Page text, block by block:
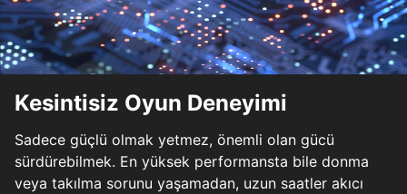
Kesintisiz Oyun Deneyimi
Sadece güçlü olmak yetmez, önemli olan gücü
sürdürebilmek. En yüksek performansta bile donma
veya takılma sorunu yaşamadan, uzun saatler akıcı